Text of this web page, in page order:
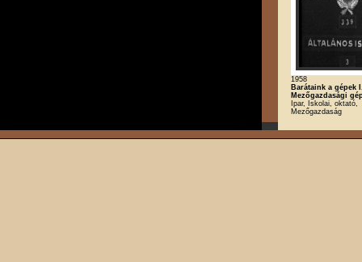
1958
Barátaink a gépek
Mezőgazdasági
Ipar, Iskolai, oktató,
Mezőgazdaság